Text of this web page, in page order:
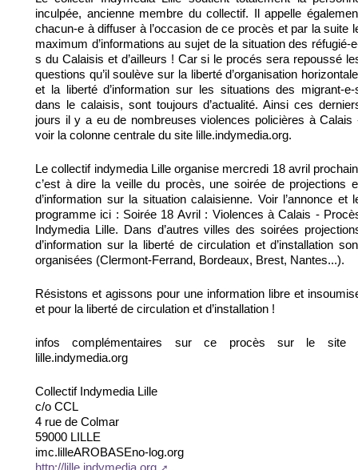
inculpée, ancienne membre du collectif. Il appelle
chacun-e à diffuser à l’occasion de ce procès et par la suite
maximum d’informations au sujet de la situation des réfugié-
s du Calaisis et d’ailleurs ! Car si le procés sera repoussé
questions qu’il soulève sur la liberté d’organisation
et la liberté d’information sur les situations des migrant-e-
dans le calaisis, sont toujours d’actualité. Ainsi ces
jours il y a eu de nombreuses violences policières à Calais
voir la colonne centrale du site lille.indymedia.org.
Le collectif indymedia Lille organise mercredi 18 avril
c’est à dire la veille du procès, une soirée de projections
d’information sur la situation calaisienne. Voir l’annonce et
programme ici : Soirée 18 Avril : Violences à Calais -
Indymedia Lille. Dans d’autres villes des soirées
d’information sur la liberté de circulation et d’installation
organisées (Clermont-Ferrand, Bordeaux, Brest, Nantes...).
Résistons et agissons pour une information libre et
et pour la liberté de circulation et d’installation !
infos complémentaires sur ce procès sur le site
lille.indymedia.org
Collectif Indymedia Lille
c/o CCL
4 rue de Colmar
59000 LILLE
imc.lilleAROBASEno-log.org